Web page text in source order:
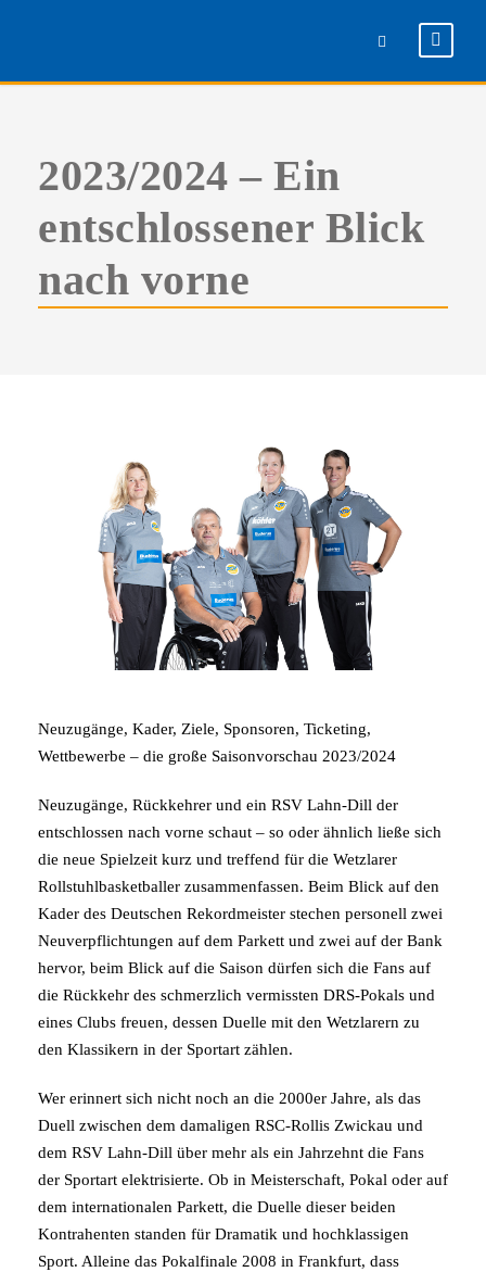
2023/2024 – Ein
entschlossener Blick
nach vorne
Neuzugänge, Kader, Ziele, Sponsoren, Ticketing,
Wettbewerbe – die große Saisonvorschau 2023/2024
Neuzugänge, Rückkehrer und ein RSV Lahn-Dill der
entschlossen nach vorne schaut – so oder ähnlich ließe sich
die neue Spielzeit kurz und treffend für die Wetzlarer
Rollstuhlbasketballer zusammenfassen. Beim Blick auf den
Kader des Deutschen Rekordmeister stechen personell zwei
Neuverpflichtungen auf dem Parkett und zwei auf der Bank
hervor, beim Blick auf die Saison dürfen sich die Fans auf
die Rückkehr des schmerzlich vermissten DRS-Pokals und
eines Clubs freuen, dessen Duelle mit den Wetzlarern zu
den Klassikern in der Sportart zählen.
Wer erinnert sich nicht noch an die 2000er Jahre, als das
Duell zwischen dem damaligen RSC-Rollis Zwickau und
dem RSV Lahn-Dill über mehr als ein Jahrzehnt die Fans
der Sportart elektrisierte. Ob in Meisterschaft, Pokal oder auf
dem internationalen Parkett, die Duelle dieser beiden
Kontrahenten standen für Dramatik und hochklassigen
Sport. Alleine das Pokalfinale 2008 in Frankfurt, dass